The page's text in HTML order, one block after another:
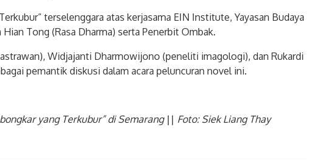
terselenggara atas kerjasama EIN Institute, Yayasan Budaya
Tong (Rasa Dharma) serta Penerbit Ombak.
Widjajanti Dharmowijono (peneliti imagologi), dan Rukardi
pemantik diskusi dalam acara peluncuran novel ini.
yang Terkubur” di Semarang|| Foto: Siek Liang Thay